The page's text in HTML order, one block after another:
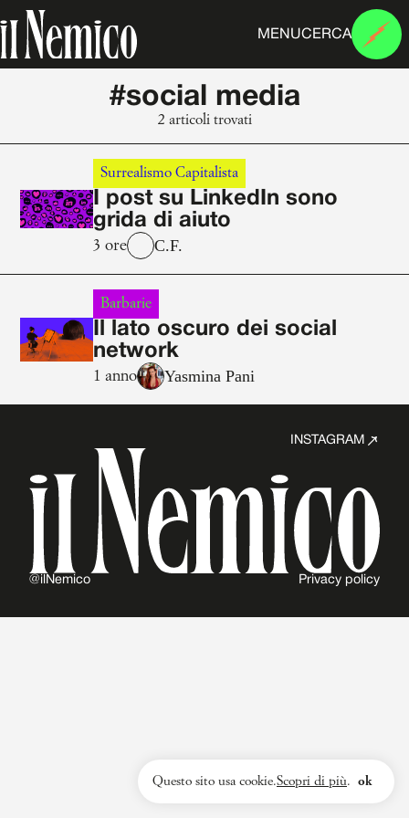
MENUCERCA
#social media
2 articoli trovati
Surrealismo Capitalista
I post su LinkedIn sono
grida di aiuto
3 ore C.F.
Barbarie
Il lato oscuro dei social
network
1 anno Yasmina Pani
INSTAGRAM
@ilNemico Privacy policy
Questo sito usa cookie.Scopri di più. ok